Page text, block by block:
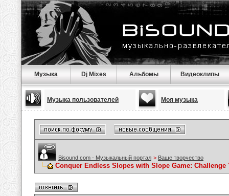
Музыка Dj Mixes Альбомы Видеоклипы
Музыка пользователей Моя музыка
Bisound.com - Музыкальный портал > Ваше творчество
Conquer Endless Slopes with Slope Game: Challenge